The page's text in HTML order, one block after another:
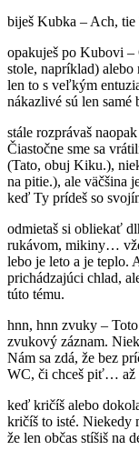
biješ Kubka – Ach,
opakuješ po Kubovi
stole, napríklad) alebo
len to s veľkým
nákazlivé sú len samé
stále rozprávaš
Čiastočne sme sa
(Tato, obuj Kiku.),
na pitie.), ale väčšina
keď Ty prídeš so
odmietaš si obliekať
rukávom, mikiny…
lebo je leto a je teplo.
prichádzajúci chlad,
túto tému.
hnn, hnn zvuky –
zvukový záznam.
Nám sa zdá, že bez
WC, či chceš piť… až
keď kričíš alebo
kričíš to isté. Niekedy
že len občas stíšiš na